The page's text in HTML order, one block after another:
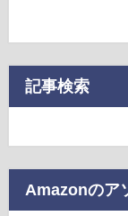
記事検索
Amazonのア